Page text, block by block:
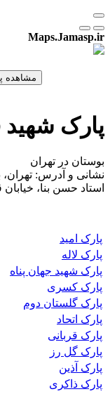
Maps.Jamasp.ir
پارک شهید
بوستان در تهران
نشانی و آدرس:
استاد حسن بنا،
پارک امید
پارک لاله
پارک شهید جهان پناه
پارک کسری
پارک گلستان دوم
پارک اتحاد
پارک قربانی
پارک گل رز
پارک آذین
پارک ذاکری